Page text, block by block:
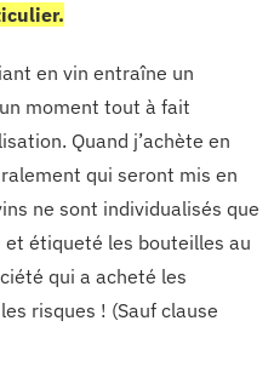
en vin entraîne un
moment tout à fait
Quand j’achète en
qui seront mis en
ne sont individualisés que
étiqueté les bouteilles au
qui a acheté les
risques ! (Sauf clause